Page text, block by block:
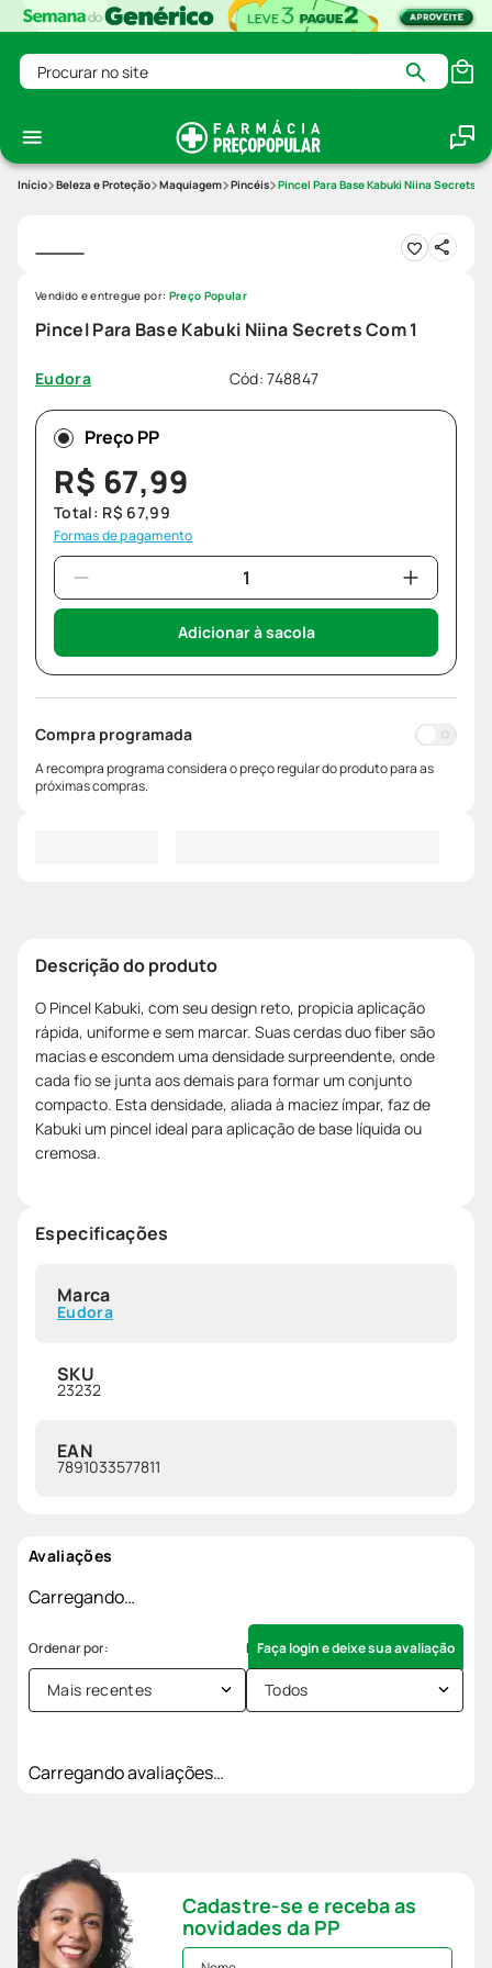
Procurar no site
Beleza e Proteção Maquiagem Pincéis Pincel Para Base Kabuki Niina Secrets
Pincel Para Base Kabuki Niina Secrets Com 1
Eudora Cód:748847
Vendido e entregue por: Preço Popular
Preço PP
R$ 67,99
Total: R$ 67,99
Formas de pagamento
Adicionar à sacola
Compra programada
A recompra programa considera o preço regular do produto para as
próximas compras.
Descrição do produto
O Pincel Kabuki, com seu design reto, propicia aplicação
rápida, uniforme e sem marcar. Suas cerdas duo fiber são
macias e escondem uma densidade surpreendente, onde
cada fio se junta aos demais para formar um conjunto
compacto. Esta densidade, aliada à maciez ímpar, faz de
Kabuki um pincel ideal para aplicação de base líquida ou
cremosa.
Especificações
Marca
Eudora
SKU
23232
EAN
7891033577811
Avaliações
Carregando…
Faça login e deixe sua avaliação
Mais recentes Todos
Carregando avaliações…
Cadastre-se e receba as
novidades da PP